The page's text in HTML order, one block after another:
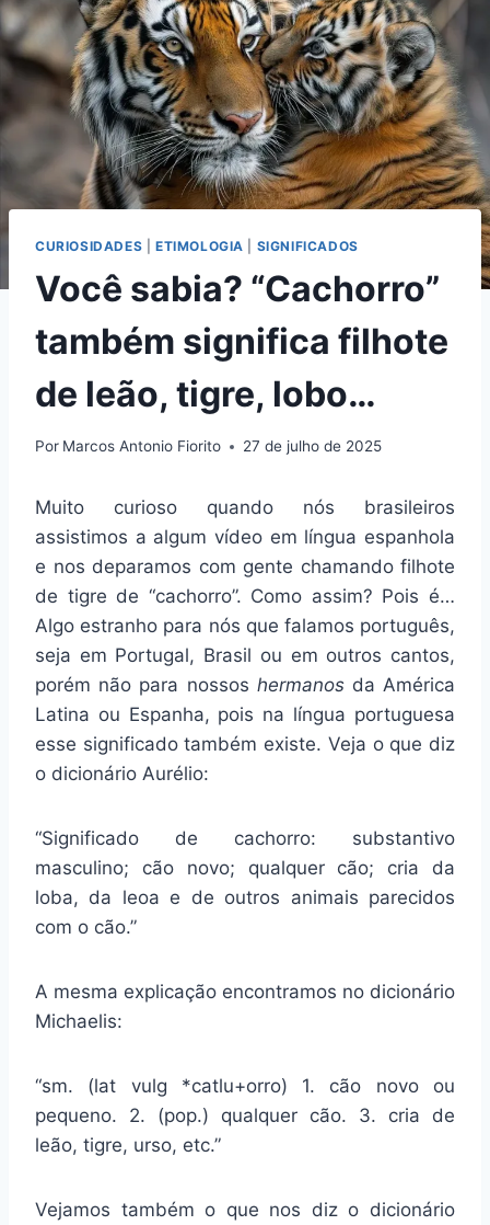
CURIOSIDADES ETIMOLOGIA SIGNIFICADOS
Você sabia? “Cachorro”
também significa filhote
de leão, tigre, lobo…
Por Marcos Antonio Fiorito 27 de julho de 2025
Muito curioso quando nós brasileiros
assistimos a algum vídeo em língua espanhola
e nos deparamos com gente chamando filhote
de tigre de “cachorro”. Como assim? Pois é…
Algo estranho para nós que falamos português,
seja em Portugal, Brasil ou em outros cantos,
porém não para nossos hermanosda América
Latina ou Espanha, pois na língua portuguesa
esse significado também existe. Veja o que diz
o dicionário Aurélio:
“Significado de cachorro: substantivo
masculino; cão novo; qualquer cão; cria da
loba, da leoa e de outros animais parecidos
com o cão.”
A mesma explicação encontramos no dicionário
Michaelis:
“sm. (lat vulg *catlu+orro) 1. cão novo ou
pequeno. 2. (pop.) qualquer cão. 3. cria de
leão, tigre, urso, etc.”
Vejamos também o que nos diz o dicionário